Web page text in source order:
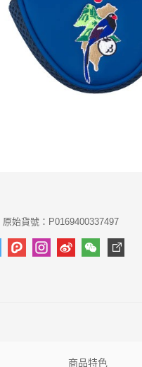
原始貨號：P0169400337497
商品特色